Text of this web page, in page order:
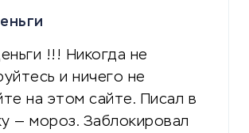
!!! Никогда не
и ничего не
на этом сайте. Писал в
— мороз. Заблокировал